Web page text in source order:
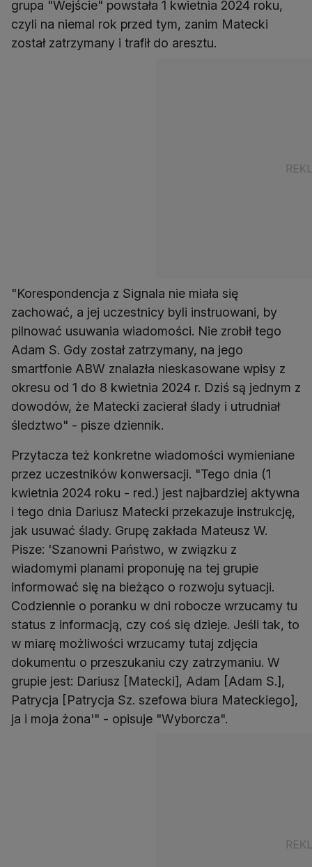
grupa "Wejście" powstała 1 kwietnia 2024 roku,
czyli na niemal rok przed tym, zanim Matecki
został zatrzymany i trafił do aresztu.
"Korespondencja z Signala nie miała się
zachować, a jej uczestnicy byli instruowani, by
pilnować usuwania wiadomości. Nie zrobił tego
Adam S. Gdy został zatrzymany, na jego
smartfonie ABW znalazła nieskasowane wpisy z
okresu od 1 do 8 kwietnia 2024 r. Dziś są jednym z
dowodów, że Matecki zacierał ślady i utrudniał
śledztwo" - pisze dziennik.
Przytacza też konkretne wiadomości wymieniane
przez uczestników konwersacji. "Tego dnia (1
kwietnia 2024 roku - red.) jest najbardziej aktywna
i tego dnia Dariusz Matecki przekazuje instrukcję,
jak usuwać ślady. Grupę zakłada Mateusz W.
Pisze: 'Szanowni Państwo, w związku z
wiadomymi planami proponuję na tej grupie
informować się na bieżąco o rozwoju sytuacji.
Codziennie o poranku w dni robocze wrzucamy tu
status z informacją, czy coś się dzieje. Jeśli tak, to
w miarę możliwości wrzucamy tutaj zdjęcia
dokumentu o przeszukaniu czy zatrzymaniu. W
grupie jest: Dariusz [Matecki], Adam [Adam S.],
Patrycja [Patrycja Sz. szefowa biura Mateckiego],
ja i moja żona'" - opisuje "Wyborcza".